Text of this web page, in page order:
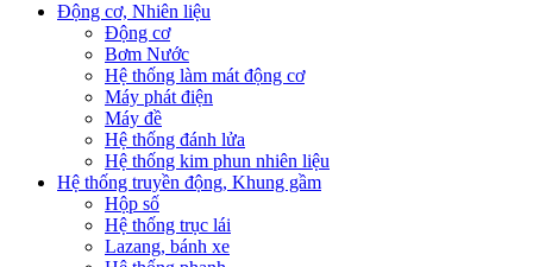
Động cơ, Nhiên liệu
Động cơ
Bơm Nước
Hệ thống làm mát động cơ
Máy phát điện
Máy đề
Hệ thống đánh lửa
Hệ thống kim phun nhiên liệu
Hệ thống truyền động, Khung gầm
Hộp số
Hệ thống trục lái
Lazang, bánh xe